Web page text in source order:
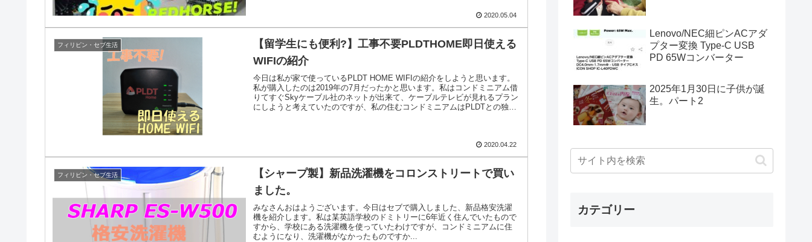
2020.05.04
フィリピン・セブ生活
【留学生にも便利?】工事不要PLDTHOME即日使える
WIFIの紹介
今日は私が家で使っているPLDT HOME WIFIの紹介をしようと思います。
私が購入したのは2019年の7月だったかと思います。私はコンドミニアム借
りてすぐSkyケーブル社のネットが出来て、ケーブルテレビが見れるプラン
にしようと考えていたのですが、私の住むコンドミニアムはPLDTとの独占
2020.04.22
フィリピン・セブ生活
【シャープ製】新品洗濯機をコロンストリートで買い
ました。
みなさんおはようございます。今日はセブで購入しました、新品格安洗濯
機を紹介します。私は某英語学校のドミトリーに6年近く住んでいたもので
すから、学校にある洗濯機を使っていたわけですが、コンドミニアムに住
むようになり、洗濯機がなかったものですか...
Lenovo/NEC細ピンACアダ
プター変換 Type-C USB
PD 65Wコンバーター
2025年1月30日に子供が誕
生。パート2
カテゴリー